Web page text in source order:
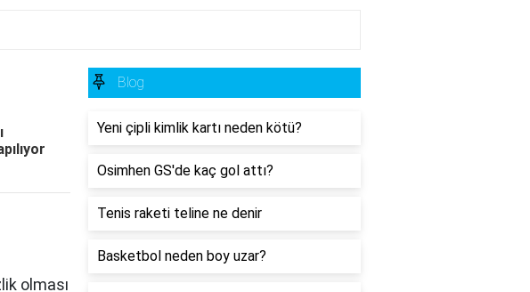
olması
Blog
Yeni çipli kimlik kartı neden kötü?
Osimhen GS'de kaç gol attı?
Tenis raketi teline ne denir
Basketbol neden boy uzar?